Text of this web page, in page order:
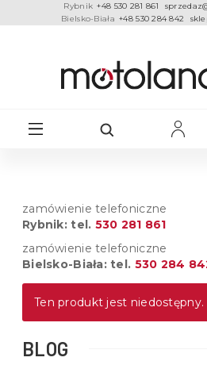
Rybnik +48 530 281 861
Bielsko-Biała +48 530 284 842
zamówienie telefoniczne
Rybnik: tel. 530 281 861
zamówienie telefoniczne
Bielsko-Biała: tel. 530 284
Ten produkt jest niedostępny.
BLOG